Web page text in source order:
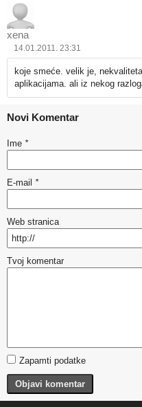
xena
14.01.2011. 23:31
koje smeće. velik je,
aplikacijama. ali iz nekog
Novi Komentar
Ime *
E-mail *
Web stranica
Tvoj komentar
Zapamti podatke
Objavi komentar